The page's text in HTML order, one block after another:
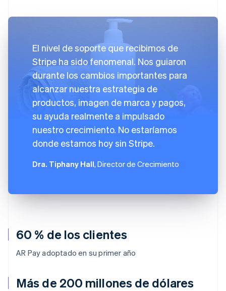
60 % de los clientes
AR Pay adoptado en su primer año
Más de 200 millones de dólares
El nivel de soporte que recibimos de
Stripe ha sido fenomenal. Nos guiaron
durante los cambios importantes para
alcanzar nuestra estrategia de
productos, imagen de marca y pagos,
su ayuda realmente a impulsado
nuestro crecimiento. No estaríamos
donde estamos hoy sin Stripe.
Dra. Tiphany Hall, Director de Crecimiento